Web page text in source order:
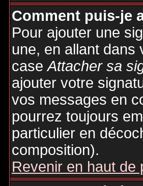
Comment puis-je
Pour ajouter une
une, en allant dans
caseAttacher sa
ajouter votre
vos messages en
pourrez toujours
particulier en
composition).
Revenir en haut de